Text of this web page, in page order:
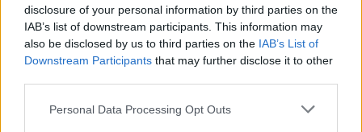
disclosure of your personal information by third parties on the
IAB’s list of downstream participants. This information may
also be disclosed by us to third parties on the IAB’s List of
Downstream Participants that may further disclose it to other
Please note that this website/app uses one or more Google
Personal Data Processing Opt Outs
#ÉLETMÓD #GASZTRONÓMIA # RECEPT
ÉTKEZÉS #FŐZÉS #KONYHA # GASZTRO
GYÜMÖLCS #DESSZERT #PISKÓTATEKERCS